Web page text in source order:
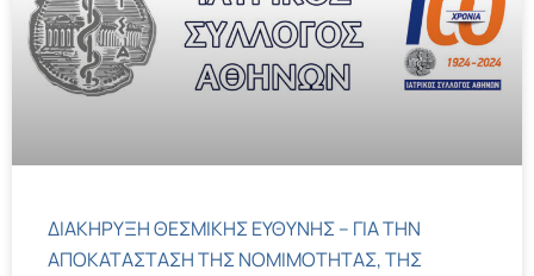
ΔΙΑΚΗΡΥΞΗ ΘΕΣΜΙΚΗΣ ΕΥΘΥΝΗΣ – ΓΙΑ ΤΗΝ
ΑΠΟΚΑΤΑΣΤΑΣΗ ΤΗΣ ΝΟΜΙΜΟΤΗΤΑΣ, ΤΗΣ